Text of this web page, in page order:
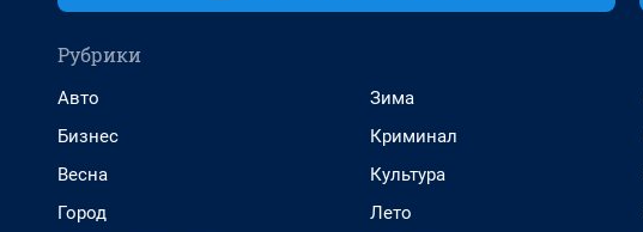
Рубрики
Авто
Бизнес
Весна
Город
Зима
Криминал
Культура
Лето